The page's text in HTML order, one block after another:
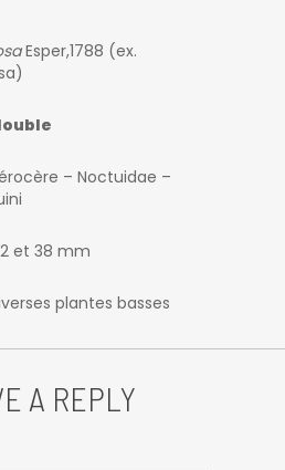
Esper,1788 (ex.
– Noctuidae –
et 38 mm
plantes basses
A REPLY